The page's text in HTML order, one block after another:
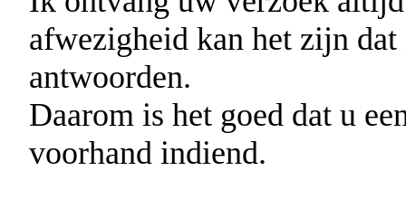
afwezigheid kan het zijn
antwoorden.
Daarom is het goed dat u
voorhand indiend.